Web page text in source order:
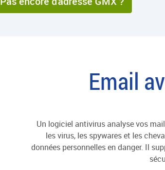
Email
Un logiciel antivirus analyse vos
les virus, les spywares et les
données personnelles en danger. Il